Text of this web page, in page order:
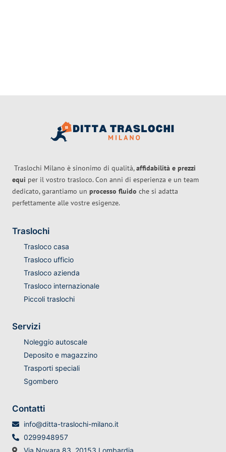
Traslochi Milano è sinonimo di qualità,affidabilità e prezzi
equi per il vostro trasloco. Con anni di esperienza e un team
dedicato, garantiamo un processo fluido che si adatta
perfettamente alle vostre esigenze.
Traslochi
Trasloco casa
Trasloco ufficio
Trasloco azienda
Trasloco internazionale
Piccoli traslochi
Servizi
Noleggio autoscale
Deposito e magazzino
Trasporti speciali
Sgombero
Contatti
info@ditta-traslochi-milano.it
0299948957